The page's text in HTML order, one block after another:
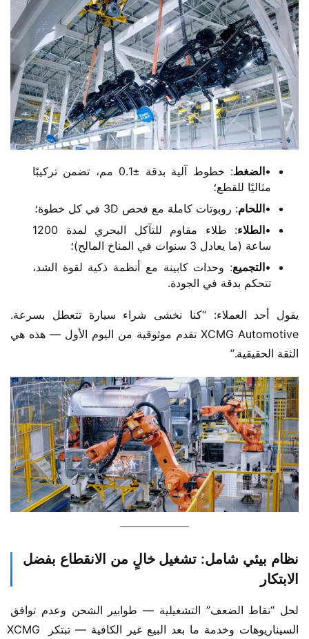
•​​الضغط​
​: خطوط آلية بدقة ±0.1 مم، تضمن تركيبًا
مثاليًا للقطع؛
•​​اللحام​​: روبوتات كاملة مع فحص 3D في كل خطوة؛
•​​الطلاء​
​: طلاء مقاوم للتآكل البحري لمدة 1200
ساعة (ما يعادل 3 سنوات في المناخ المالح)؛
•​​التجميع​​: وحدات كابينة مع أنظمة ذكية لقوة الشد،
تتحكم بدقة في الجودة.
الثقة الحقيقية.”
نظام بيئي شامل: تشغيل خالٍ من الانقطاع بفضل
الابتكار
السيناريوهات وخدمة ما بعد البيع غير الكافية — تبتكر XCMG